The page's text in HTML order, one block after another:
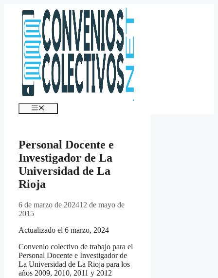
contenido
Menú
Personal Docente e
Investigador de La
Universidad de La
Rioja
6 de marzo de 202412 de mayo de
2015
Actualizado el 6 marzo, 2024
Convenio colectivo de trabajo para el
Personal Docente e Investigador de
La Universidad de La Rioja para los
años 2009, 2010, 2011 y 2012